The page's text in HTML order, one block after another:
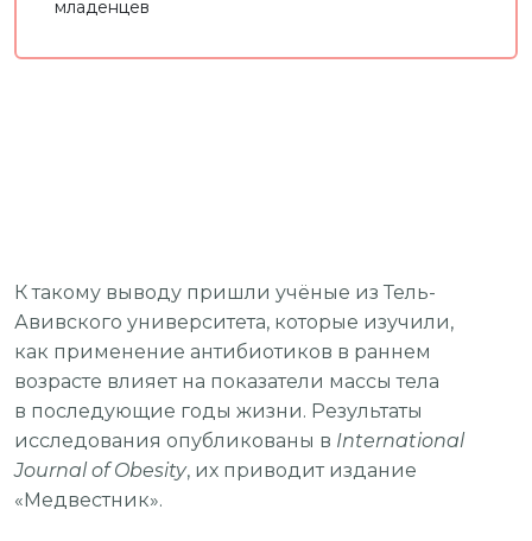
К такому выводу пришли учёные из Тель-
Авивского университета, которые изучили,
как применение антибиотиков в раннем
возрасте влияет на показатели массы тела
в последующие годы жизни. Результаты
исследования опубликованы в International
Journal of Obesity, их приводит издание
«Медвестник».
младенцев